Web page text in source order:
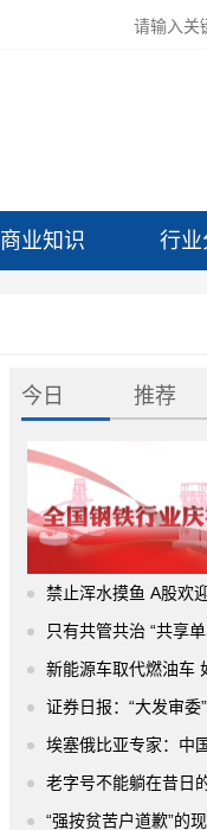
商业知识 行业
今日 推荐
禁止浑水摸鱼 A股欢迎
只有共管共治 “共享
新能源车取代燃油车
证券日报：“大发审委
埃塞俄比亚专家：中
老字号不能躺在昔日
“强按贫苦户道歉”的